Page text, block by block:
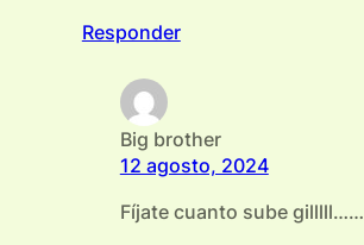
Responder
Big brother
12 agosto, 2024
Fíjate cuanto sube gilllll……